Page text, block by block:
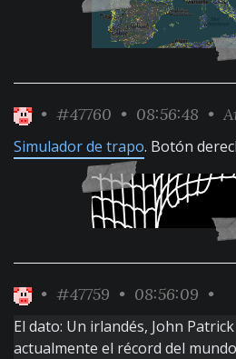
• #47760 • 08:56:48 •
Simulador de trapo. Botón
• #47759 • 08:56:09 •
El dato: Un irlandés, John
actualmente el récord del